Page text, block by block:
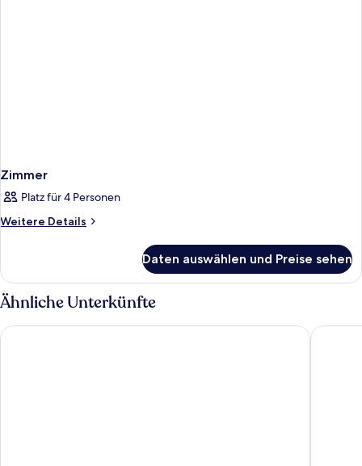
Zimmer
Platz für 4 Personen
Weitere Details
Weitere
Daten auswählen und Preise sehen
Ähnliche Unterkünfte
Shilla Stay Samsung COEX Center Lotte